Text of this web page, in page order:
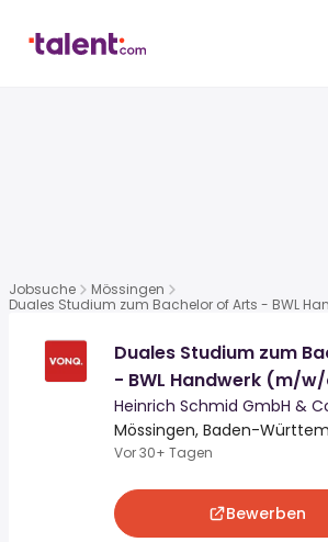
Jobsuche
Mössingen
Duales Studium zum Bachelor of Arts - BWL
Duales Studium zum
- BWL Handwerk (m/
Heinrich Schmid GmbH &
Mössingen, Baden-
Vor 30+ Tagen
Bewerben